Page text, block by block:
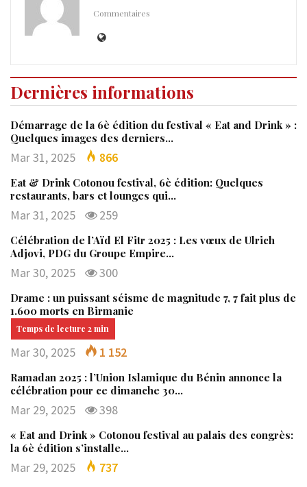
Commentaires
Dernières informations
Démarrage de la 6è édition du festival « Eat and Drink » :
Quelques images des derniers…
Mar 31, 2025 866
Eat & Drink Cotonou festival, 6è édition: Quelques
restaurants, bars et lounges qui…
Mar 31, 2025 259
Célébration de l’Aïd El Fitr 2025 : Les vœux de Ulrich
Adjovi, PDG du Groupe Empire…
Mar 30, 2025 300
Drame : un puissant séisme de magnitude 7, 7 fait plus de
1.600 morts en Birmanie
Mar 30, 2025 1 152
Ramadan 2025 : l’Union Islamique du Bénin annonce la
célébration pour ce dimanche 30…
Mar 29, 2025 398
« Eat and Drink » Cotonou festival au palais des congrès:
la 6è édition s’installe…
Mar 29, 2025 737